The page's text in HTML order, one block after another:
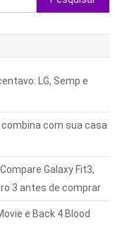
por:
LG, Semp e
com sua casa
Galaxy Fit3,
3 antes de comprar
e Back 4 Blood